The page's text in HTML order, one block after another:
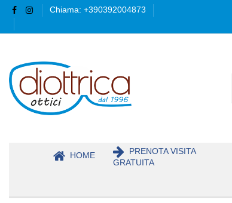
Chiama: +390392004873
HOME
PRENOTA VISITA
GRATUITA